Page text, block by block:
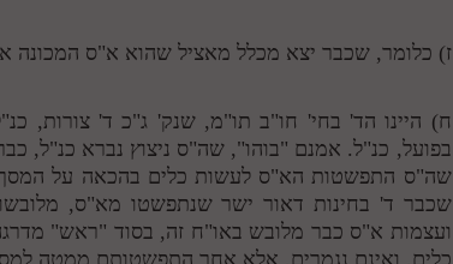
ז) כלומר, שכבר יצא מכלל מאציל שהוא א"ס המכונה
ח) היינו הד' בחי' חו"ב תו"מ, שנק' ג"כ ד' צורות,
בפועל, כנ"ל. אמנם "בוהו", שה"ס ניצוץ נברא כנ"ל,
שה"ס התפשטות הא"ס לעשות כלים בהכאה על
שכבר ד' בחינות דאור ישר שנתפשטו מא"ס,
ועצמות א"ס כבר מלובש באו"ח זה, בסוד "ראש"
כלים, ואינם נגמרים, אלא אחר התפשטותם ממטה